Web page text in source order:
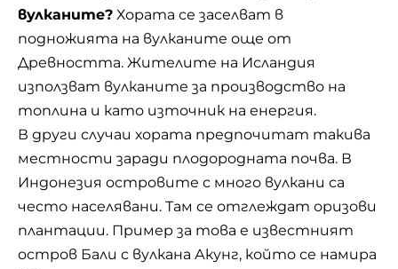
вулканите? Хората се заселват в
подножията на вулканите още от
Древността. Жителите на Исландия
използват вулканите за производство на
топлина и като източник на енергия.
В други случаи хората предпочитат такива
местности заради плодородната почва. В
Индонезия островите с много вулкани са
често населявани. Там се отглеждат оризови
плантации. Пример за това е известният
остров Бали с вулкана Акунг, който се намира